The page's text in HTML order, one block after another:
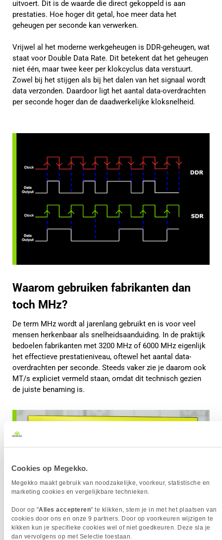
Cookies op Megekko.
Megekko maakt gebruik van noodzakelijke, voorkeur, statistische en
marketing cookies en vergelijkbare technieken.
Door op "Alles accepteren" te klikken, stem je in met het plaatsen van
cookies door ons en onze 9 partners. Door op voorkeuren wijzigen te
kikken kun je specifieke cookies wel of niet goedkeuren. Deze sla je
dan vervolgens op met Selectie toestaan.
uitvoert. Dit is de waarde die direct gekoppeld is aan
prestaties. Hoe hoger dit getal, hoe meer data het
geheugen per seconde kan verwerken.
Vrijwel al het moderne werkgeheugen is DDR-geheugen, wat
staat voor Double Data Rate. Dit betekent dat het geheugen
niet één, maar twee keer per klokcyclus data verstuurt.
Zowel bij het stijgen als bij het dalen van het signaal wordt
data verzonden. Daardoor ligt het aantal data-overdrachten
per seconde hoger dan de daadwerkelijke kloksnelheid.
Waarom gebruiken fabrikanten dan
toch MHz?
De term MHz wordt al jarenlang gebruikt en is voor veel
mensen herkenbaar als snelheidsaanduiding. In de praktijk
bedoelen fabrikanten met 3200 MHz of 6000 MHz eigenlijk
het effectieve prestatieniveau, oftewel het aantal data-
overdrachten per seconde. Steeds vaker zie je daarom ook
MT/s expliciet vermeld staan, omdat dit technisch gezien
de juiste benaming is.